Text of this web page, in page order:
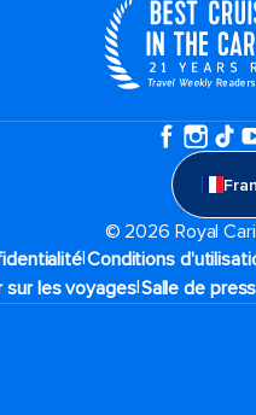
© 2026 Royal
|Conditions
sur les voyages|Salle de